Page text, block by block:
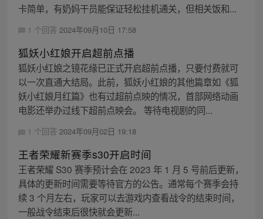
卡简单，有奶妈干员能保证轻松挂机通关，但相关饭和...
1 个回答 2024年09月10日 17:58
狐妖小红娘开启超前点播
狐妖小红娘之镜花缘已正式开启超前点播，只要付费就可
以一次直通大结局。此前，狐妖小红娘的其他篇章如《狐
妖小红娘月红篇》也有过超前点映的情况，首部网络动画
电影还举办过线下超前点映会。 等待电视剧的同...
1 个回答 2024年09月02日 19:18
王者荣耀新赛季s30开启时间
王者荣耀 S30 赛季预计会在 2023 年 1 月 5 号前后更新，
具体的更新时间需要等待官方的公告。通常每个赛季会持
续 3 个月左右，玩家可以去游戏内查看战令的结束时间，
一般战令结束后很快就会更新...